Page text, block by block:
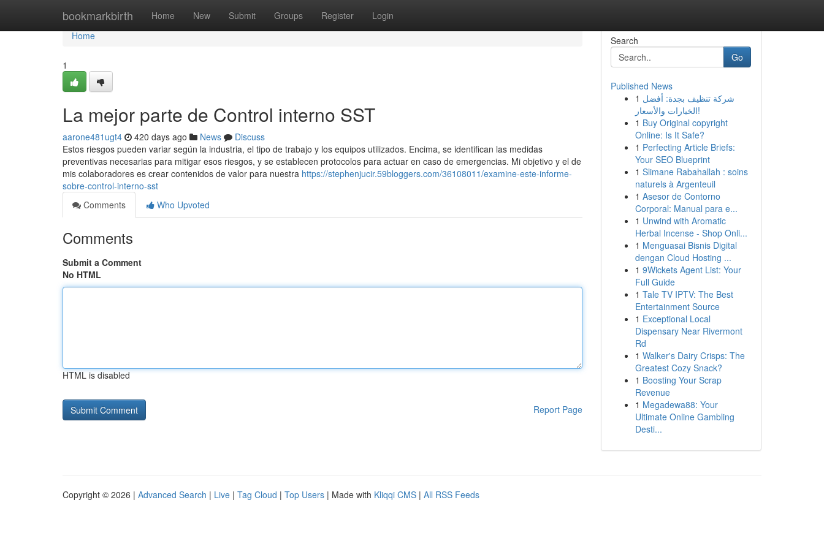
bookmarkbirth Home New Submit Groups Register Login
Home
Home
1
La mejor parte de Control interno SST
aarone481ugt4 420 days ago News
Discuss
Estos riesgos pueden variar según la industria, el tipo de trabajo y los equipos utilizados. Encima, se identifican las medidas
preventivas necesarias para mitigar esos riesgos, y se establecen protocolos para actuar en caso de emergencias. Mi objetivo y el de
mis colaboradores es crear contenidos de valor para nuestra https://stephenjucir.59bloggers.com/36108011/examine-este-informe-
sobre-control-interno-sst
Comments
Who Upvoted
Comments
Submit a Comment
No HTML
HTML is disabled
Report Page
Search
Go
Published News
1 شركة تنظيف بجدة: أفضل
الخيارات والأسعار!
1 Buy Original copyright
Online: Is It Safe?
1 Perfecting Article Briefs:
Your SEO Blueprint
1 Slimane Rabahallah : soins
naturels à Argenteuil
1 Asesor de Contorno
Corporal: Manual para e...
1 Unwind with Aromatic
Herbal Incense - Shop Onli...
1 Menguasai Bisnis Digital
dengan Cloud Hosting ...
1 9Wickets Agent List: Your
Full Guide
1 Tale TV IPTV: The Best
Entertainment Source
1 Exceptional Local
Dispensary Near Rivermont
Rd
1 Walker's Dairy Crisps: The
Greatest Cozy Snack?
1 Boosting Your Scrap
Revenue
1 Megadewa88: Your
Ultimate Online Gambling
Desti...
Copyright © 2026 | Advanced Search | Live | Tag Cloud | Top Users | Made with Kliqqi CMS | All RSS Feeds